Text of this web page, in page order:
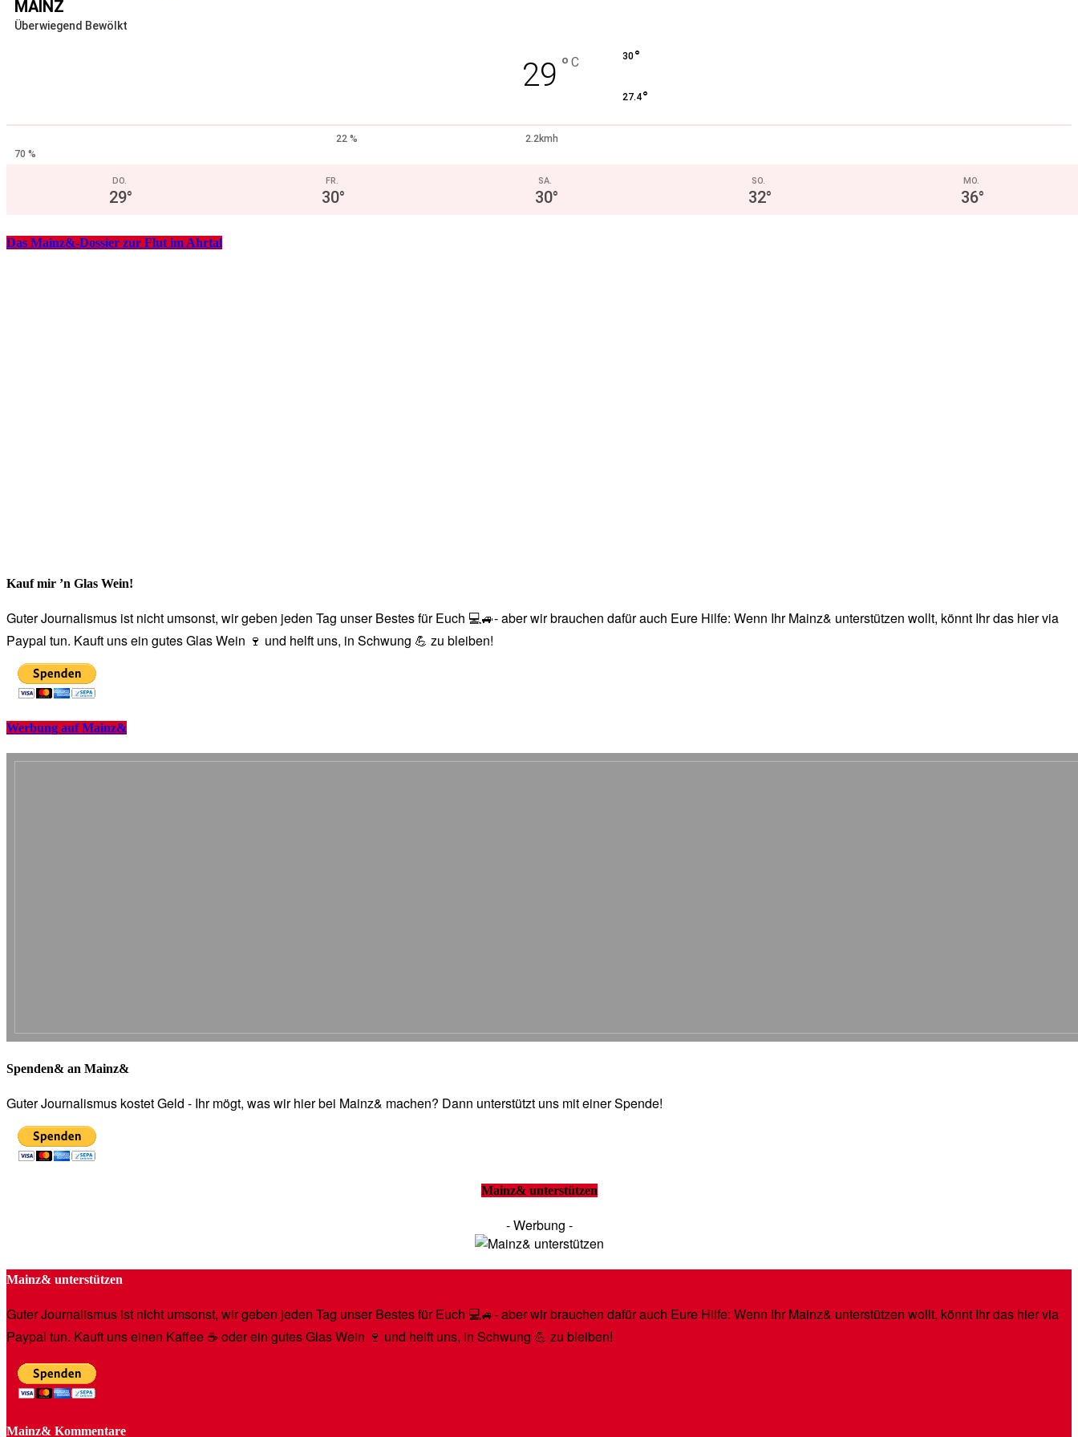
MAINZ
Überwiegend Bewölkt
29 ° C 30°
27.4°
22 %
2.2kmh
70 %
DO.
29°
FR.
30°
SA.
30°
SO.
32°
MO.
36°
Das Mainz&-Dossier zur Flut im Ahrtal
Kauf mir ’n Glas Wein!
Guter Journalismus ist nicht umsonst, wir geben jeden Tag unser Bestes für Euch 💻🚙- aber wir brauchen dafür auch Eure Hilfe: Wenn Ihr Mainz& unterstützen wollt, könnt Ihr das hier via
Paypal tun. Kauft uns ein gutes Glas Wein 🍷 und helft uns, in Schwung 💪 zu bleiben!
Werbung auf Mainz&
Spenden& an Mainz&
Guter Journalismus kostet Geld - Ihr mögt, was wir hier bei Mainz& machen? Dann unterstützt uns mit einer Spende!
Mainz& unterstützen
- Werbung -
Mainz& unterstützen
Guter Journalismus ist nicht umsonst, wir geben jeden Tag unser Bestes für Euch 💻🚙- aber wir brauchen dafür auch Eure Hilfe: Wenn Ihr Mainz& unterstützen wollt, könnt Ihr das hier via
Paypal tun. Kauft uns einen Kaffee ☕️ oder ein gutes Glas Wein 🍷 und helft uns, in Schwung 💪 zu bleiben!
Mainz& Kommentare